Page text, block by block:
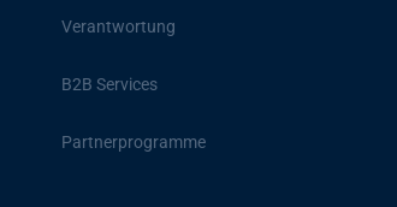
Verantwortung
B2B Services
Partnerprogramme